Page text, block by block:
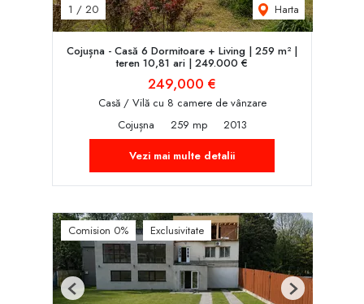
1 / 20 Harta
Cojușna - Casă 6 Dormitoare + Living | 259 m² |
teren 10,81 ari | 249.000 €
249,000 €
Casă / Vilă cu 8 camere de vânzare
Cojușna
259 mp
2013
Vezi mai multe detalii
Comision 0% Exclusivitate
Previous Next